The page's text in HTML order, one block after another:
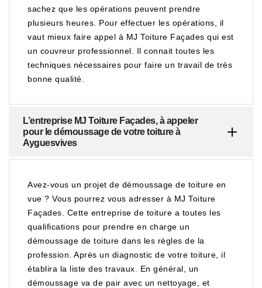
sachez que les opérations peuvent prendre
plusieurs heures. Pour effectuer les opérations, il
vaut mieux faire appel à MJ Toiture Façades qui est
un couvreur professionnel. Il connait toutes les
techniques nécessaires pour faire un travail de très
bonne qualité.
L’entreprise MJ Toiture Façades, à appeler
pour le démoussage de votre toiture à
Ayguesvives
Avez-vous un projet de démoussage de toiture en
vue ? Vous pourrez vous adresser à MJ Toiture
Façades. Cette entreprise de toiture a toutes les
qualifications pour prendre en charge un
démoussage de toiture dans les règles de la
profession. Après un diagnostic de votre toiture, il
établira la liste des travaux. En général, un
démoussage va de pair avec un nettoyage, et